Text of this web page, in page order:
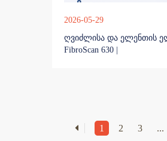
2026-05-29
ღვიძლისა და ელენთის
FibroScan 630 |
1 2 3 ...